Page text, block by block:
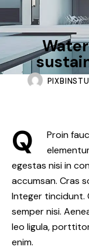
Q
Proin
egestas nisi in
accumsan. Cras
Integer tincidunt.
semper nisi.
leo ligula,
enim.